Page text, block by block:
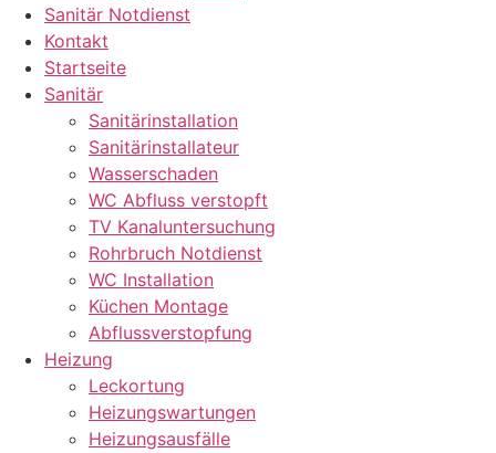
Sanitär Notdienst
Kontakt
Startseite
Sanitär
Sanitärinstallation
Sanitärinstallateur
Wasserschaden
WC Abfluss verstopft
TV Kanaluntersuchung
Rohrbruch Notdienst
WC Installation
Küchen Montage
Abflussverstopfung
Heizung
Leckortung
Heizungswartungen
Heizungsausfälle